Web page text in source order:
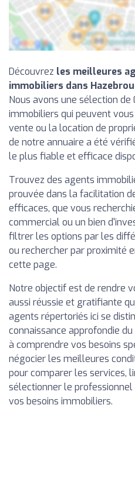
Découvrez les meilleures
immobiliers dans
Nous avons une sélection
immobiliers qui peuvent
vente ou la location de
de notre annuaire a été
le plus fiable et efficace
Trouvez des agents
prouvée dans la facilitation
efficaces, que vous
commercial ou un bien
filtrer les options par les
ou rechercher par proximité
cette page.
Notre objectif est de rendre
aussi réussie et gratifiante
agents répertoriés ici se
connaissance approfondie
à comprendre vos besoins
négocier les meilleures
pour comparer les services,
sélectionner le
vos besoins immobiliers.